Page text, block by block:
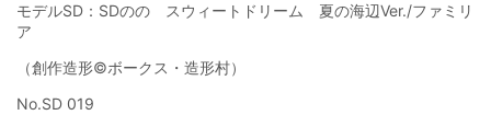
モデルSD：SDのの スウィートドリーム 夏の海辺Ver./ファミリ
ア
（創作造形©ボークス・造形村）
No.SD 019